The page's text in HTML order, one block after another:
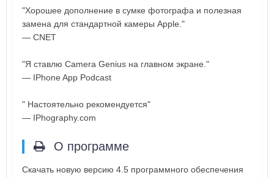
"Хорошее дополнение в сумке фотографа и полезная
замена для стандартной камеры Apple."
— CNET
"Я ставлю Camera Genius на главном экране."
— IPhone App Podcast
" Настоятельно рекомендуется"
— IPhography.com
О программе
Скачать новую версию 4.5 программного обеспечения